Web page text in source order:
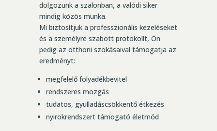
dolgozunk a szalonban, a valódi siker
mindig közös munka.
Mi biztosítjuk a professzionális kezeléseket
és a személyre szabott protokollt, Ön
pedig az otthoni szokásaival támogatja az
eredményt:
megfelelő folyadékbevitel
rendszeres mozgás
tudatos, gyulladáscsökkentő étkezés
nyirokrendszert támogató életmód